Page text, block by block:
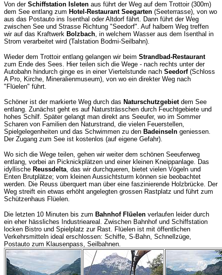
Von der Schiffstation Isleten aus führt der Weg auf dem Trottoir (300m)
dem See entlang zum Hotel-Restaurant Seegarten (Seeterrasse), von wo
aus das Postauto ins Isenthal oder Altdorf fährt. Dann führt der Weg
zwischen See und Strasse Richtung "Seedorf". Auf halbem Weg treffen
wir auf das Kraftwerk Bolzbach, in welchem Wasser aus dem Isenthal in
Strom verarbeitet wird (Talstation Bodmi-Seilbahn).
Wieder dem Trottoir entlang gelangen wir beim Strandbad-Restaurant
zum Ende des Sees. Hierteilen sich die Wege - nach rechts unter der
Autobahn hindurch ginge es in einer Viertelstunde nach Seedorf(Schloss
A Pro, Kirche, Mineralienmuseum), von wo ein direkter Weg nach
"Flüelen" führt.
Schöner ist der markierte Weg durch das Naturschutzgebietdem See
entlang. Zunächst geht es auf Natursträsschen durch Feuchtgebiete und
hohes Schilf. Später gelangt man direkt ans Seeufer, wo im Sommer
Scharen von Familien den Naturstrand, die vielen Feuerstellen,
Spielgelegenheiten und das Schwimmen zu den Badeinseln geniessen.
Der Zugang zum See ist kostenlos (auf eigene Gefahr).
Wo sich die Wege teilen, gehen wir weiter dem schönen Seeuferweg
entlang, vorbei an Picknickplätzen und einer kleinen Kneippanlage. Das
idyllische Reussdelta, das wir durchqueren, bietet vielen Vögeln und
Enten Brutplätze; vom kleinen Aussichtsturm können sie beobachtet
werden. Die Reuss überquert man über eine faszinierende Holzbrücke. Der
Weg streift ein etwas erhöht angelegten grossen Rastplatz und führt zum
Schützenhaus Flüelen.
Die letzten 10 Minuten bis zum Bahnhof Flüelen verlaufen leider durch
ein eher hässliches Industrieareal. Zwischen Bahnhof und Schiffstation
locken Bistro und Spielplatz zur Rast. Flüelen ist mit öffentlichen
Verkehrsmitteln ideal erschlossen: Schiffe, S-Bahn, Schnellzüge,
Postauto zum Klausenpass, Seilbahnen.